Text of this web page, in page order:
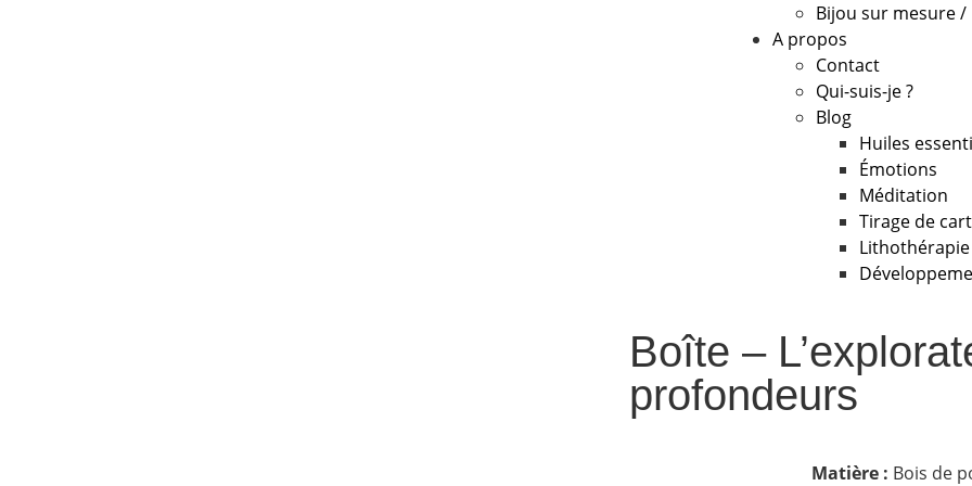
Bijou sur mesure
A propos
Contact
Qui-suis-je ?
Blog
Huiles
Émotions
Méditation
Tirage de
Lithothérapie
Boîte –
profondeurs
Matière : Bois de